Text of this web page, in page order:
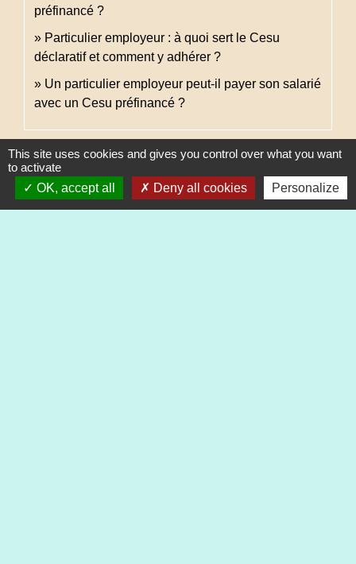
préfinancé ?
Particulier employeur : à quoi sert le Cesu
déclaratif et comment y adhérer ?
Un particulier employeur peut-il payer son salarié
avec un Cesu préfinancé ?
Pour en savoir plus
Site des services à la personneopen_in_new
This site uses cookies and gives you control over what you want
to activate
OK, accept all
Deny all cookies Personalize